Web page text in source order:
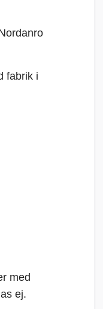
fabrik i
med
ej.